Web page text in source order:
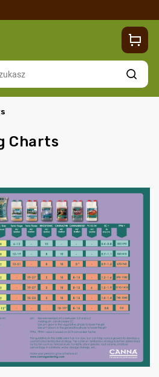
Contacts
Szukaj
Charts